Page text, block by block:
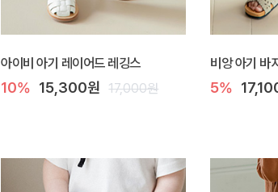
아이비 아기 레이어드 레깅스
10% 15,300원 17,000원
비앙 아기 바지
5%